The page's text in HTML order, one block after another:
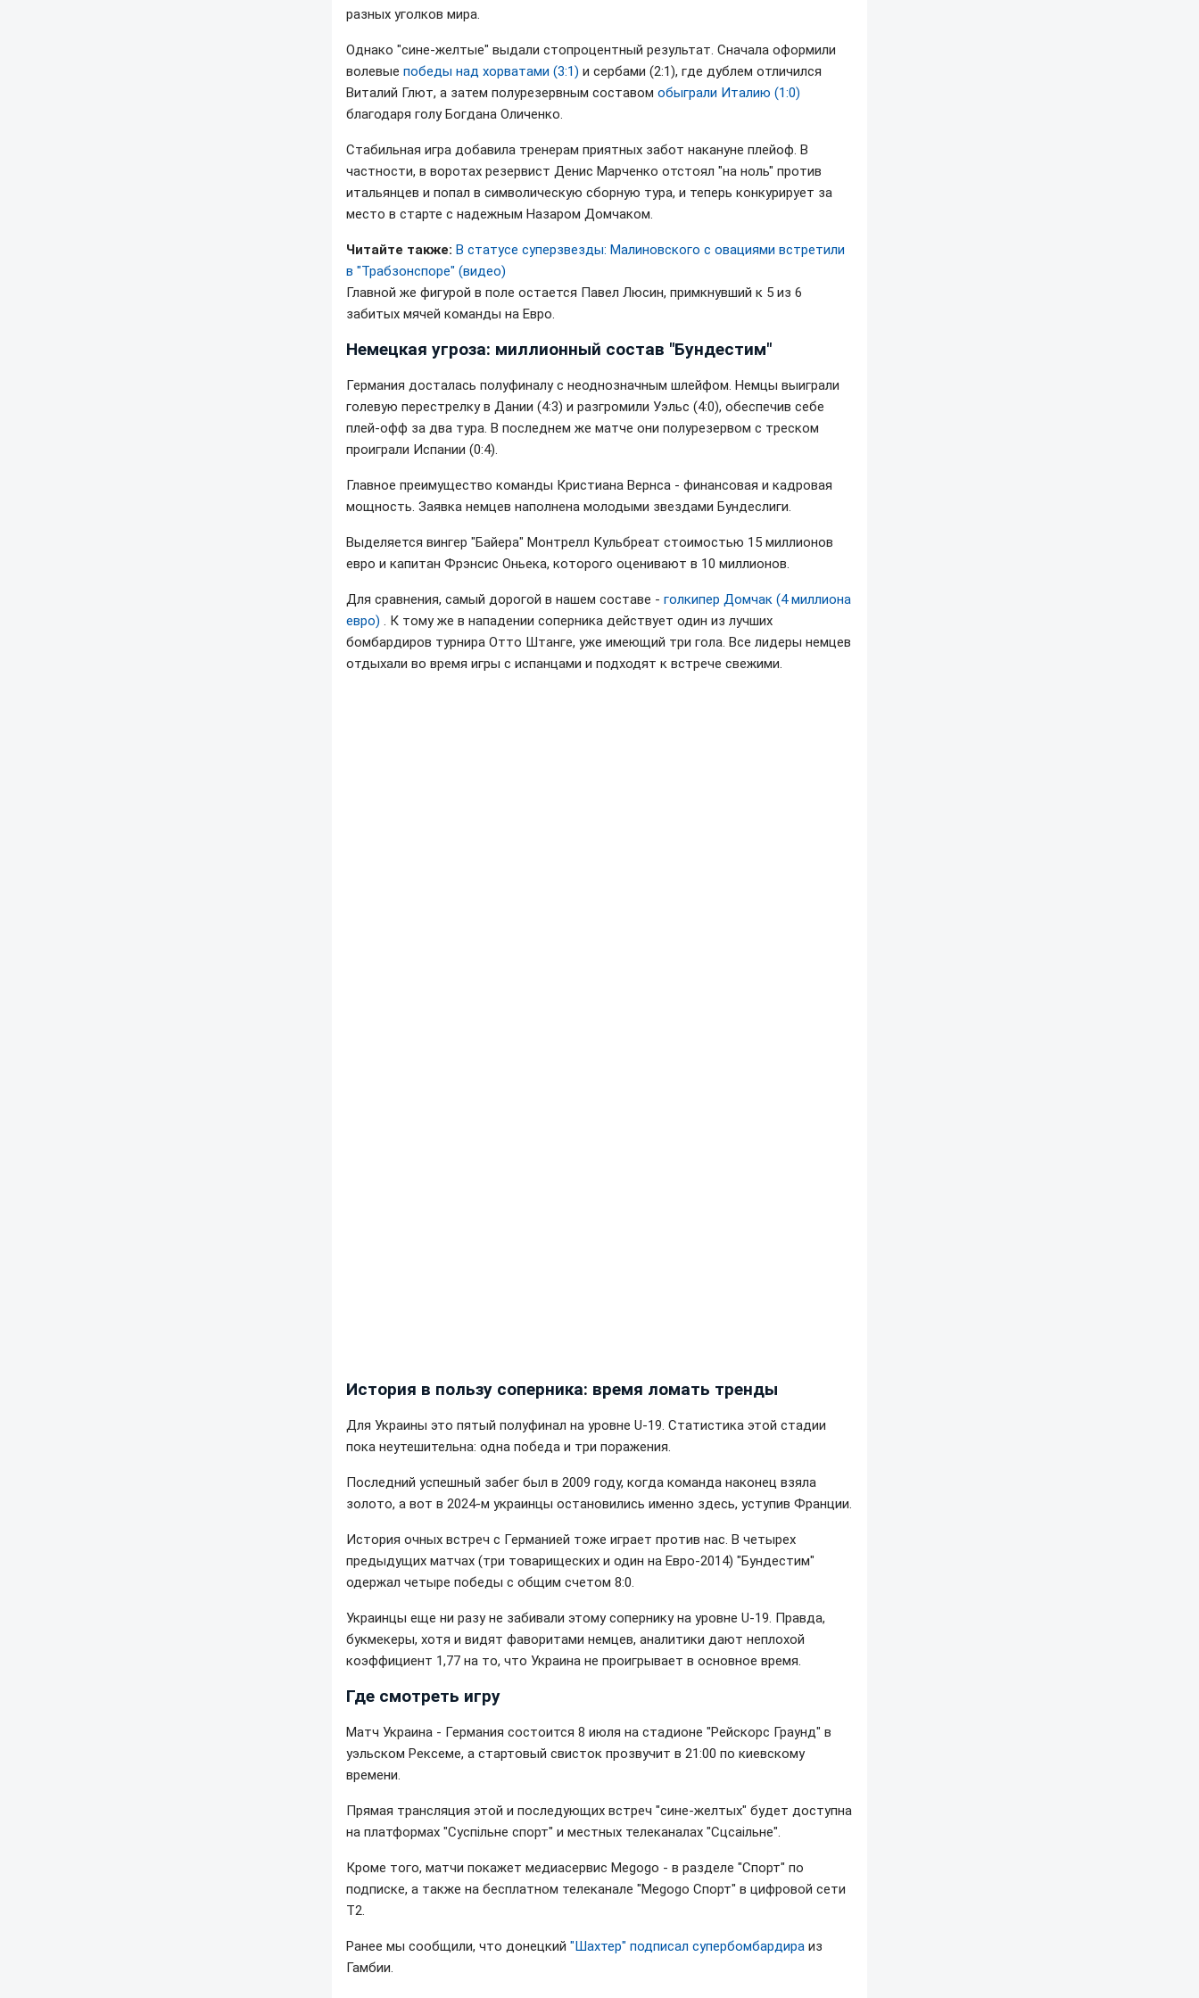
разных уголков мира.
Однако "сине-желтые" выдали стопроцентный результат. Сначала оформили
волевые победы над хорватами (3:1) и сербами (2:1), где дублем отличился
Виталий Глют, а затем полурезервным составом обыграли Италию (1:0)
благодаря голу Богдана Оличенко.
Стабильная игра добавила тренерам приятных забот накануне плейоф. В
частности, в воротах резервист Денис Марченко отстоял "на ноль" против
итальянцев и попал в символическую сборную тура, и теперь конкурирует за
место в старте с надежным Назаром Домчаком.
Читайте также: В статусе суперзвезды: Малиновского с овациями встретили
в "Трабзонспоре" (видео)
Главной же фигурой в поле остается Павел Люсин, примкнувший к 5 из 6
забитых мячей команды на Евро.
Немецкая угроза: миллионный состав "Бундестим"
Германия досталась полуфиналу с неоднозначным шлейфом. Немцы выиграли
голевую перестрелку в Дании (4:3) и разгромили Уэльс (4:0), обеспечив себе
плей-офф за два тура. В последнем же матче они полурезервом с треском
проиграли Испании (0:4).
Главное преимущество команды Кристиана Вернса - финансовая и кадровая
мощность. Заявка немцев наполнена молодыми звездами Бундеслиги.
Выделяется вингер "Байера" Монтрелл Кульбреат стоимостью 15 миллионов
евро и капитан Фрэнсис Оньека, которого оценивают в 10 миллионов.
Для сравнения, самый дорогой в нашем составе - голкипер Домчак (4 миллиона
евро) . К тому же в нападении соперника действует один из лучших
бомбардиров турнира Отто Штанге, уже имеющий три гола. Все лидеры немцев
отдыхали во время игры с испанцами и подходят к встрече свежими.
История в пользу соперника: время ломать тренды
Для Украины это пятый полуфинал на уровне U-19. Статистика этой стадии
пока неутешительна: одна победа и три поражения.
Последний успешный забег был в 2009 году, когда команда наконец взяла
золото, а вот в 2024-м украинцы остановились именно здесь, уступив Франции.
История очных встреч с Германией тоже играет против нас. В четырех
предыдущих матчах (три товарищеских и один на Евро-2014) "Бундестим"
одержал четыре победы с общим счетом 8:0.
Украинцы еще ни разу не забивали этому сопернику на уровне U-19. Правда,
букмекеры, хотя и видят фаворитами немцев, аналитики дают неплохой
коэффициент 1,77 на то, что Украина не проигрывает в основное время.
Где смотреть игру
Матч Украина - Германия состоится 8 июля на стадионе "Рейскорс Граунд" в
уэльском Рексеме, а стартовый свисток прозвучит в 21:00 по киевскому
времени.
Прямая трансляция этой и последующих встреч "сине-желтых" будет доступна
на платформах "Суспільне спорт" и местных телеканалах "Сцсаільне".
Кроме того, матчи покажет медиасервис Megogo - в разделе "Спорт" по
подписке, а также на бесплатном телеканале "Megogo Спорт" в цифровой сети
Т2.
Ранее мы сообщили, что донецкий "Шахтер" подписал супербомбардира из
Гамбии.